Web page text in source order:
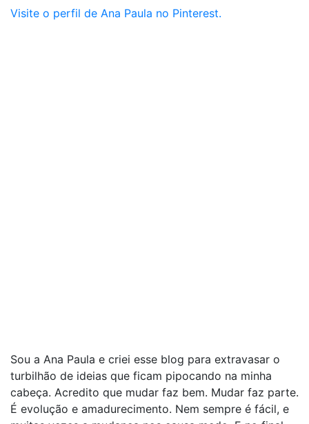
Visite o perfil de Ana Paula no Pinterest.
Sou a Ana Paula e criei esse blog para extravasar o
turbilhão de ideias que ficam pipocando na minha
cabeça. Acredito que mudar faz bem. Mudar faz parte.
É evolução e amadurecimento. Nem sempre é fácil, e